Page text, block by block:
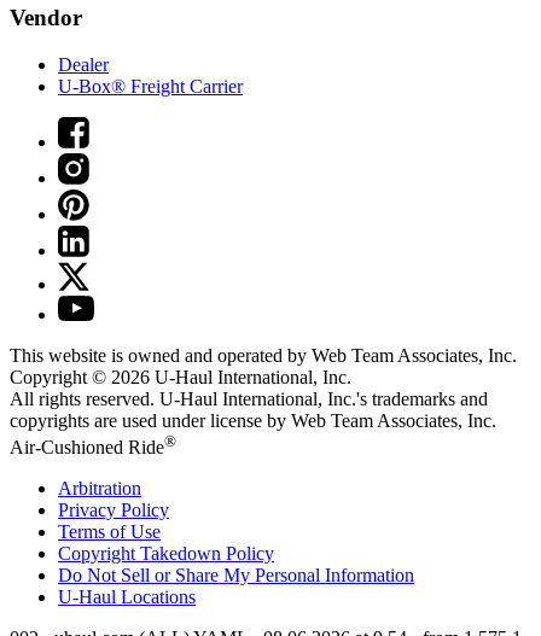
Vendor
Dealer
U-Box® Freight Carrier
This website is owned and operated by Web Team Associates, Inc.
Copyright © 2026 U-Haul International, Inc.
All rights reserved. U-Haul International, Inc.'s trademarks and
copyrights are used under license by Web Team Associates, Inc.
Air-Cushioned Ride®
Arbitration
Privacy Policy
Terms of Use
Copyright Takedown Policy
Do Not Sell or Share My Personal Information
U-Haul Locations